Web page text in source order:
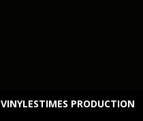
VINYLESTIMES PRODUCTION